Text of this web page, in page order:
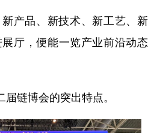
产品、新技术、新工艺、新
厅，便能一览产业前沿动态
链博会的突出特点。